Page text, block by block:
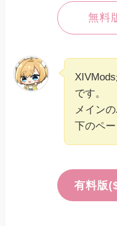
無料
です。
メイン
下のペー
有料版